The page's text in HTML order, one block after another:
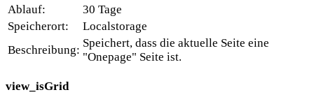
Ablauf:
30 Tage
Speicherort:
Localstorage
Beschreibung:
Speichert, dass die aktuelle Seite eine
"Onepage" Seite ist.
view_isGrid